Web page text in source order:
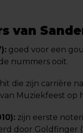
van
goed voor een
nummers ooit.
die zijn carrière
Muziekfeest op
zijn eerste
door Goldfinger